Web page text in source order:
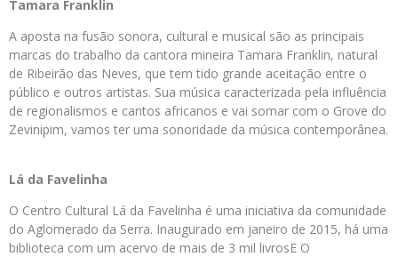
Tamara Franklin
A aposta na fusão sonora, cultural e musical são as principais
marcas do trabalho da cantora mineira Tamara Franklin, natural
de Ribeirão das Neves, que tem tido grande aceitação entre o
público e outros artistas. Sua música caracterizada pela influência
de regionalismos e cantos africanos e vai somar com o Grove do
Zevinipim, vamos ter uma sonoridade da música contemporânea.
Lá da Favelinha
O Centro Cultural Lá da Favelinha é uma iniciativa da comunidade
do Aglomerado da Serra. Inaugurado em janeiro de 2015, há uma
biblioteca com um acervo de mais de 3 mil livrosE O